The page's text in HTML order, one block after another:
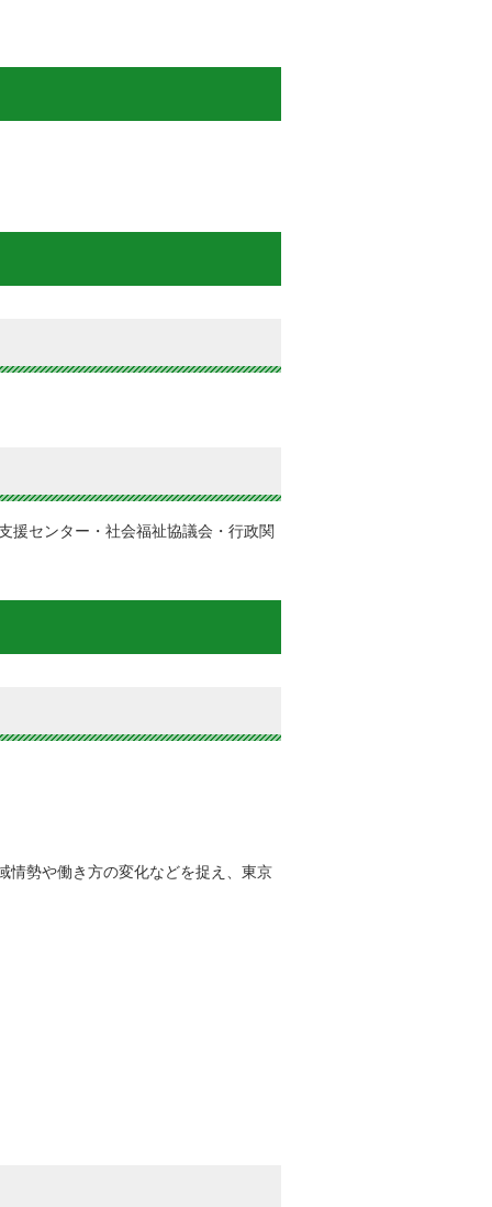
援センター・社会福祉協議会・行政関
情勢や働き方の変化などを捉え、東京